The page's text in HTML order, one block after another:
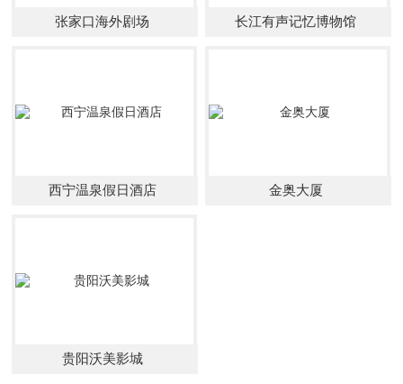
张家口海外剧场 长江有声记忆博物馆
西宁温泉假日酒店 金奥大厦
贵阳沃美影城